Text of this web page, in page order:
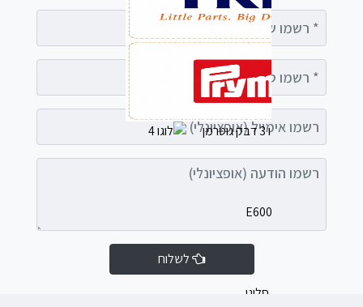
רשמו שם מלא
רשמו אימייל (אופציונלי)
רשמו הודעה (אופציונלי)
לשלוח